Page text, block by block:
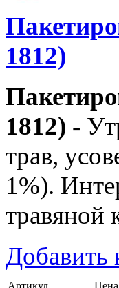
1812)
1812) -
трав,
1%).
травяной
Добавить
Артикул Цена